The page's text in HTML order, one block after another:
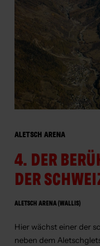
ALETSCH ARENA
4. DER
DER
ALETSCH ARENA (WALLIS)
Hier wächst einer der
neben dem